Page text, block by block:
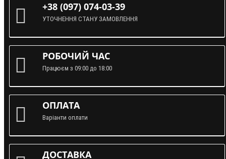
+38 (097) 074-03-39
УТОЧНЕННЯ СТАНУ ЗАМОВЛЕННЯ
РОБОЧИЙ ЧАС
Працюєм з 09:00 до 18:00
ОПЛАТА
Варіанти оплати
ДОСТАВКА